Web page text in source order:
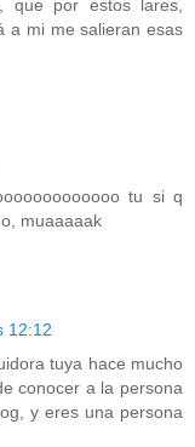
que por estos lares,
a mi me salieran esas
tu si q
muaaaaak
12:12
tuya hace mucho
conocer a la persona
y eres una persona